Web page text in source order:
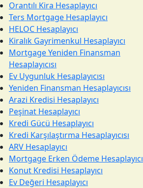
Orantılı Kira Hesaplayıcı
Ters Mortgage Hesaplayıcı
HELOC Hesaplayıcı
Kiralık Gayrimenkul Hesaplayıcı
Mortgage Yeniden Finansman
Hesaplayıcısı
Ev Uygunluk Hesaplayıcısı
Yeniden Finansman Hesaplayıcısı
Arazi Kredisi Hesaplayıcı
Peşinat Hesaplayıcı
Kredi Gücü Hesaplayıcı
Kredi Karşılaştırma Hesaplayıcısı
ARV Hesaplayıcı
Mortgage Erken Ödeme Hesaplayıcı
Konut Kredisi Hesaplayıcı
Ev Değeri Hesaplayıcı